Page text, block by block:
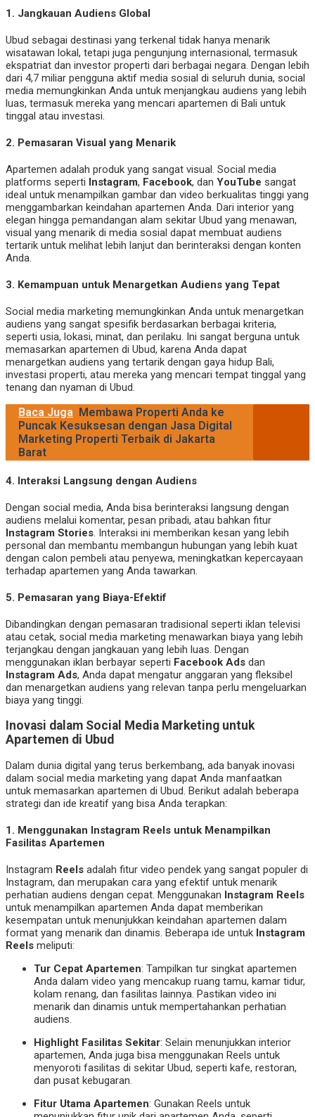
1. Jangkauan Audiens Global
Ubud sebagai destinasi yang terkenal tidak hanya menarik
wisatawan lokal, tetapi juga pengunjung internasional, termasuk
ekspatriat dan investor properti dari berbagai negara. Dengan lebih
dari 4,7 miliar pengguna aktif media sosial di seluruh dunia, social
media memungkinkan Anda untuk menjangkau audiens yang lebih
luas, termasuk mereka yang mencari apartemen di Bali untuk
tinggal atau investasi.
2. Pemasaran Visual yang Menarik
Apartemen adalah produk yang sangat visual. Social media
platforms seperti Instagram, Facebook, dan YouTube sangat
ideal untuk menampilkan gambar dan video berkualitas tinggi yang
menggambarkan keindahan apartemen Anda. Dari interior yang
elegan hingga pemandangan alam sekitar Ubud yang menawan,
visual yang menarik di media sosial dapat membuat audiens
tertarik untuk melihat lebih lanjut dan berinteraksi dengan konten
Anda.
3. Kemampuan untuk Menargetkan Audiens yang Tepat
Social media marketing memungkinkan Anda untuk menargetkan
audiens yang sangat spesifik berdasarkan berbagai kriteria,
seperti usia, lokasi, minat, dan perilaku. Ini sangat berguna untuk
memasarkan apartemen di Ubud, karena Anda dapat
menargetkan audiens yang tertarik dengan gaya hidup Bali,
investasi properti, atau mereka yang mencari tempat tinggal yang
tenang dan nyaman di Ubud.
Baca Juga Membawa Properti Anda ke
Puncak Kesuksesan dengan Jasa Digital
Marketing Properti Terbaik di Jakarta
Barat
4. Interaksi Langsung dengan Audiens
Dengan social media, Anda bisa berinteraksi langsung dengan
audiens melalui komentar, pesan pribadi, atau bahkan fitur
Instagram Stories. Interaksi ini memberikan kesan yang lebih
personal dan membantu membangun hubungan yang lebih kuat
dengan calon pembeli atau penyewa, meningkatkan kepercayaan
terhadap apartemen yang Anda tawarkan.
5. Pemasaran yang Biaya-Efektif
Dibandingkan dengan pemasaran tradisional seperti iklan televisi
atau cetak, social media marketing menawarkan biaya yang lebih
terjangkau dengan jangkauan yang lebih luas. Dengan
menggunakan iklan berbayar seperti Facebook Ads dan
Instagram Ads, Anda dapat mengatur anggaran yang fleksibel
dan menargetkan audiens yang relevan tanpa perlu mengeluarkan
biaya yang tinggi.
Inovasi dalam Social Media Marketing untuk
Apartemen di Ubud
Dalam dunia digital yang terus berkembang, ada banyak inovasi
dalam social media marketing yang dapat Anda manfaatkan
untuk memasarkan apartemen di Ubud. Berikut adalah beberapa
strategi dan ide kreatif yang bisa Anda terapkan:
1. Menggunakan Instagram Reels untuk Menampilkan
Fasilitas Apartemen
Instagram Reels adalah fitur video pendek yang sangat populer di
Instagram, dan merupakan cara yang efektif untuk menarik
perhatian audiens dengan cepat. Menggunakan Instagram Reels
untuk menampilkan apartemen Anda dapat memberikan
kesempatan untuk menunjukkan keindahan apartemen dalam
format yang menarik dan dinamis. Beberapa ide untuk Instagram
Reels meliputi:
Tur Cepat Apartemen: Tampilkan tur singkat apartemen
Anda dalam video yang mencakup ruang tamu, kamar tidur,
kolam renang, dan fasilitas lainnya. Pastikan video ini
menarik dan dinamis untuk mempertahankan perhatian
audiens.
Highlight Fasilitas Sekitar: Selain menunjukkan interior
apartemen, Anda juga bisa menggunakan Reels untuk
menyoroti fasilitas di sekitar Ubud, seperti kafe, restoran,
dan pusat kebugaran.
Fitur Utama Apartemen: Gunakan Reels untuk